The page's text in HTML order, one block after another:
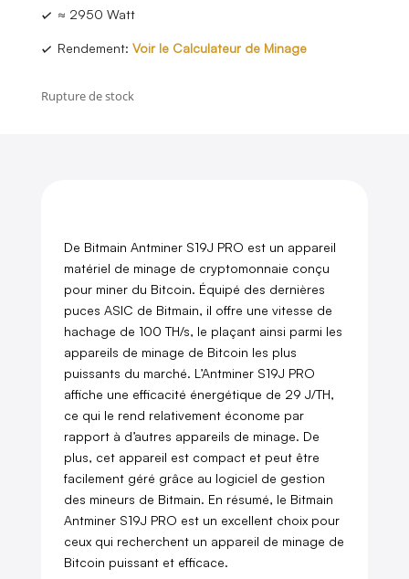
✓ ≈ 2950 Watt
✓ Rendement: Voir le Calculateur de Minage
Rupture de stock
De Bitmain Antminer S19J PRO est un appareil
matériel de minage de cryptomonnaie conçu
pour miner du Bitcoin. Équipé des dernières
puces ASIC de Bitmain, il offre une vitesse de
hachage de 100 TH/s, le plaçant ainsi parmi les
appareils de minage de Bitcoin les plus
puissants du marché. L’Antminer S19J PRO
affiche une efficacité énergétique de 29 J/TH,
ce qui le rend relativement économe par
rapport à d’autres appareils de minage. De
plus, cet appareil est compact et peut être
facilement géré grâce au logiciel de gestion
des mineurs de Bitmain. En résumé, le Bitmain
Antminer S19J PRO est un excellent choix pour
ceux qui recherchent un appareil de minage de
Bitcoin puissant et efficace.